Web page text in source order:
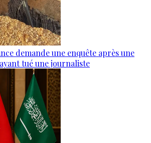
demande une enquête après une
tué une journaliste